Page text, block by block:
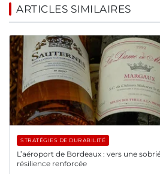
ARTICLES SIMILAIRES
STRATÉGIES DE DURABILITÉ
L’aéroport de Bordeaux : vers une
résilience renforcée